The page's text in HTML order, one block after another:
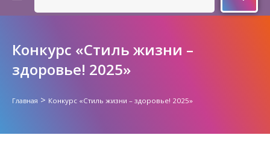
Конкурс «Стиль жизни –
здоровье! 2025»
Главная > Конкурс «Стиль жизни – здоровье! 2025»